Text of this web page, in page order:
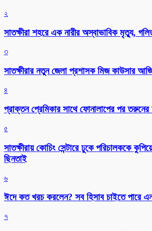
২
সাতক্ষীরা শহরে এক নারীর অস্বাভাবিক মৃত্যু,
৩
সাতক্ষীরার নতুন জেলা প্রশাসক মিজ কাউসার
৪
প্রাক্তন প্রেমিকার সাথে ফোনালাপের পর তরুনের
৫
সাতক্ষীরায় কোচিং সেন্টারে ঢুকে পরিচালককে
ছিনতাই
৬
ঈদে কত খরচ করলেন? সব হিসাব চাইতে পারে
৭